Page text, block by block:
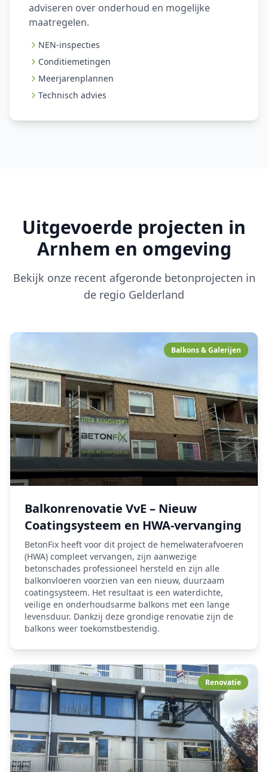
adviseren over onderhoud en mogelijke
maatregelen.
NEN-inspecties
Conditiemetingen
Meerjarenplannen
Technisch advies
Uitgevoerde projecten in
Arnhem en omgeving
Bekijk onze recent afgeronde betonprojecten in
de regio Gelderland
Balkons & Galerijen
Balkonrenovatie VvE – Nieuw
Coatingsysteem en HWA-vervanging
BetonFix heeft voor dit project de hemelwaterafvoeren
(HWA) compleet vervangen, zijn aanwezige
betonschades professioneel hersteld en zijn alle
balkonvloeren voorzien van een nieuw, duurzaam
coatingsysteem. Het resultaat is een waterdichte,
veilige en onderhoudsarme balkons met een lange
levensduur. Dankzij deze grondige renovatie zijn de
balkons weer toekomstbestendig.
Renovatie